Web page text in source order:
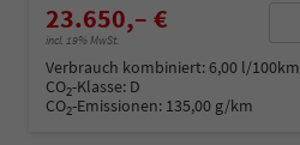
23.650,– €
incl. 19% MwSt.
Verbrauch kombiniert:6,00 l/100km
CO2-Klasse: D
CO2-Emissionen: 135,00 g/km